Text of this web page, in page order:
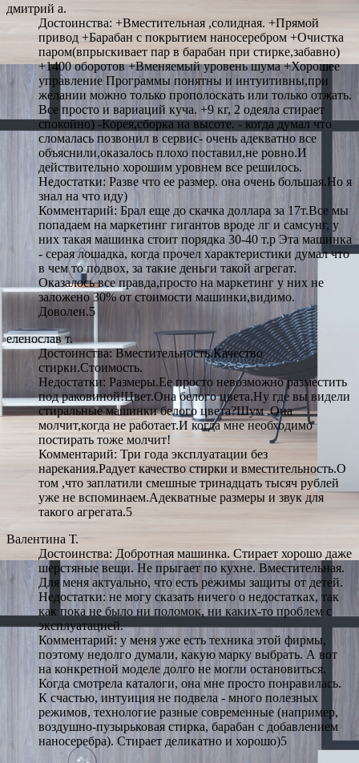
дмитрий а.
Достоинства: +Вместительная ,солидная. +Прямой
привод +Барабан с покрытием наносеребром +Очистка
паром(впрыскивает пар в барабан при стирке,забавно)
+1400 оборотов +Вменяемый уровень шума +Хорошее
управление Программы понятны и интуитивны,при
желании можно только прополоскать или только отжать.
Все просто и вариаций куча. +9 кг, 2 одеяла стирает
спокойно) -Корея,сборка на высоте. - когда думал что
сломалась позвонил в сервис- очень адекватно все
объяснили,оказалось плохо поставил,не ровно.И
действительно хорошим уровнем все решилось.
Недостатки: Разве что ее размер. она очень большая.Но я
знал на что иду)
Комментарий: Брал еще до скачка доллара за 17т.Все мы
попадаем на маркетинг гигантов вроде лг и самсунг, у
них такая машинка стоит порядка 30-40 т.р Эта машинка
- серая лошадка, когда прочел характеристики думал что
в чем то подвох, за такие деньги такой агрегат.
Оказалось все правда,просто на маркетинг у них не
заложено 30% от стоимости машинки,видимо.
Доволен.5
еленослав т.
Достоинства: Вместительность.Качество
стирки.Стоимость.
Недостатки: Размеры.Ее просто невозможно разместить
под раковиной!Цвет.Она белого цвета.Ну где вы видели
стиральные машинки белого цвета?Шум .Она
молчит,когда не работает.И когда мне необходимо
постирать тоже молчит!
Комментарий: Три года эксплуатации без
нарекания.Радует качество стирки и вместительность.О
том ,что заплатили смешные тринадцать тысяч рублей
уже не вспоминаем.Адекватные размеры и звук для
такого агрегата.5
Валентина Т.
Достоинства: Добротная машинка. Стирает хорошо даже
шерстяные вещи. Не прыгает по кухне. Вместительная.
Для меня актуально, что есть режимы защиты от детей.
Недостатки: не могу сказать ничего о недостатках, так
как пока не было ни поломок, ни каких-то проблем с
эксплуатацией.
Комментарий: у меня уже есть техника этой фирмы,
поэтому недолго думали, какую марку выбрать. А вот
на конкретной моделе долго не могли остановиться.
Когда смотрела каталоги, она мне просто понравилась.
К счастью, интуиция не подвела - много полезных
режимов, технологие разные современные (например,
воздушно-пузырьковая стирка, барабан с добавлением
наносеребра). Стирает деликатно и хорошо)5